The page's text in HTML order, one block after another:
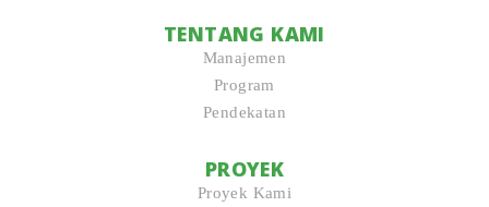
TENTANG KAMI
Manajemen
Program
Pendekatan
PROYEK
Proyek Kami